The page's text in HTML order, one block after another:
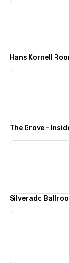
Hans Kornell
The Grove -
Silverado